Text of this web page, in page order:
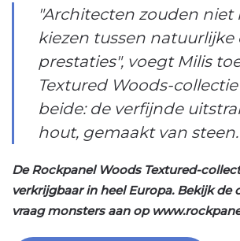
"Architecten zouden niet
kiezen tussen natuurlijke
prestaties", voegt Milis
Textured Woods-
beide: de verfijnde
hout, gemaakt van
De Rockpanel Woods Textured-
verkrijgbaar in heel Europa. Bekijk de
vraag monsters aan op